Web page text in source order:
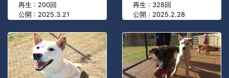
再生 : 200回
公開 : 2025.3.21
再生 : 328回
公開 : 2025.2.28